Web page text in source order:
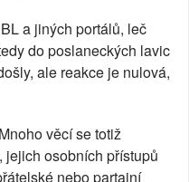
a jiných portálů, leč
do poslaneckých lavic
ale reakce je nulová,
věcí se totiž
jejich osobních přístupů
nebo partajní